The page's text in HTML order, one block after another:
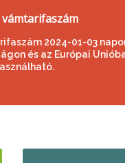
2024-01-03
és az Európai